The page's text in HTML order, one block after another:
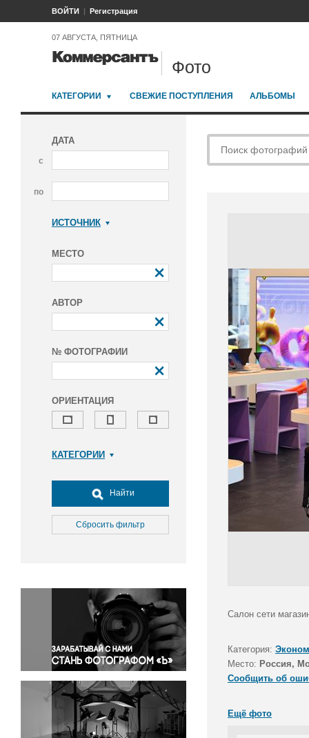
ВОЙТИ Регистрация
07 АВГУСТА, ПЯТНИЦА
Фото
КАТЕГОРИИ СВЕЖИЕ ПОСТУПЛЕНИЯ АЛЬБОМЫ
ДАТА
с
по
ИСТОЧНИК
МЕСТО
АВТОР
№ ФОТОГРАФИИ
ОРИЕНТАЦИЯ
КАТЕГОРИИ
Досуг, туризм и отдых
Культура
Медицина
Окружающая среда
Политика
Правосудие
Происшествия и конфликты
Религия
Светская жизнь
Спорт
Экология
Экономика и бизнес
Найти
Сбросить фильтр
Салон сети
Категория:
Место: Россия,
Сообщить об
Ещё фото